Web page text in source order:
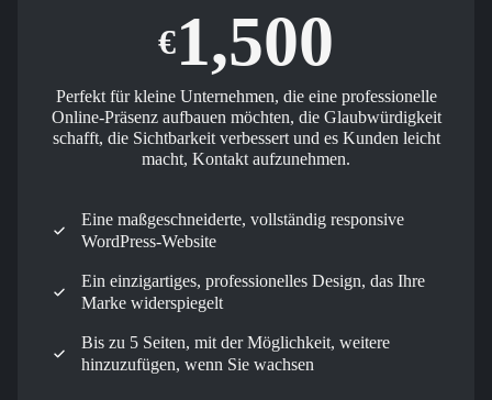
€1,500
Perfekt für kleine Unternehmen, die eine professionelle
Online-Präsenz aufbauen möchten, die Glaubwürdigkeit
schafft, die Sichtbarkeit verbessert und es Kunden leicht
macht, Kontakt aufzunehmen.
Eine maßgeschneiderte, vollständig responsive
WordPress-Website
Ein einzigartiges, professionelles Design, das Ihre
Marke widerspiegelt
Bis zu 5 Seiten, mit der Möglichkeit, weitere
hinzuzufügen, wenn Sie wachsen